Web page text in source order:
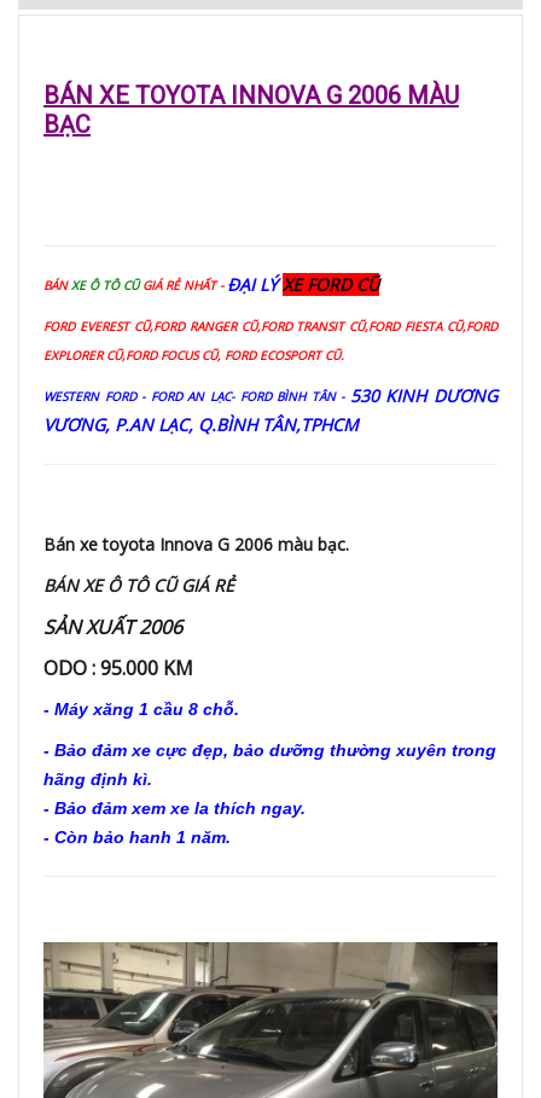
BÁN XE TOYOTA INNOVA G 2006 MÀU
BẠC
BÁN XE Ô TÔ CŨGIÁ RẺ NHẤT - ĐẠI LÝXE FORD CŨ
FORD EVEREST CŨ,FORD RANGER CŨ,FORD TRANSIT CŨ,FORD FIESTA CŨ,FORD
EXPLORER CŨ,FORD FOCUS CŨ, FORD ECOSPORT CŨ.
WESTERN FORD - FORD AN LẠC- FORD BÌNH TÂN - 530 KINH DƯƠNG
VƯƠNG, P.AN LẠC, Q.BÌNH TÂN,TPHCM
Bán xe toyota Innova G 2006 màu bạc.
BÁN XE Ô TÔ CŨ GIÁ RẺ
SẢN XUẤT 2006
ODO : 95.000 KM
- Máy xăng 1 cầu 8 chỗ.
- Bảo đảm xe cực đẹp, bảo dưỡng thường xuyên trong
hãng định kì.
- Bảo đảm xem xe la thích ngay.
- Còn bảo hanh 1 năm.